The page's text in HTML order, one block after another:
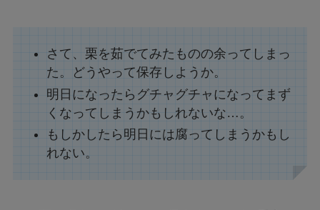
さて、栗を茹でてみたものの余ってしまっ
た。どうやって保存しようか。
明日になったらグチャグチャになってまず
くなってしまうかもしれないな…。
もしかしたら明日には腐ってしまうかもし
れない。